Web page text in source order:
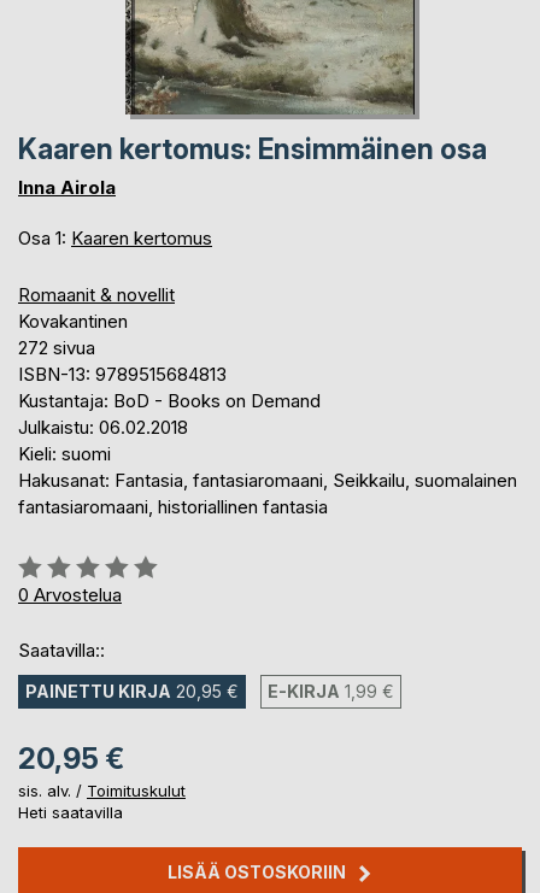
Kaaren kertomus: Ensimmäinen osa
Inna Airola
Osa 1: Kaaren kertomus
Romaanit & novellit
Kovakantinen
272 sivua
ISBN-13: 9789515684813
Kustantaja: BoD - Books on Demand
Julkaistu: 06.02.2018
Kieli: suomi
Hakusanat: Fantasia, fantasiaromaani, Seikkailu, suomalainen
fantasiaromaani, historiallinen fantasia
Arvostelu::
0%
0 Arvostelua
Saatavilla::
PAINETTU KIRJA 20,95 € E-KIRJA 1,99 €
20,95 €
sis. alv. / Toimituskulut
Heti saatavilla
LISÄÄ OSTOSKORIIN